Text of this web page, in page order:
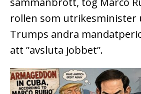
rollen som utrikesminister
Trumps andra
att ”avsluta jobbet”.